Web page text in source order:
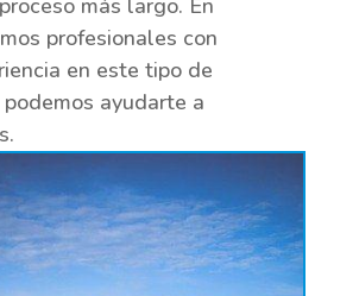
profesionales con
en este tipo de
ayudarte a